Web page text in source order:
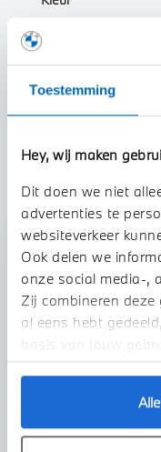
Toestemming
Hey, wij maken
Dit doen we niet
advertenties te
websiteverkeer
Ook delen we
onze social media-,
Zij combineren deze
al eens hebt
basis van jouw
Uw auto
Interieur
Toon alle